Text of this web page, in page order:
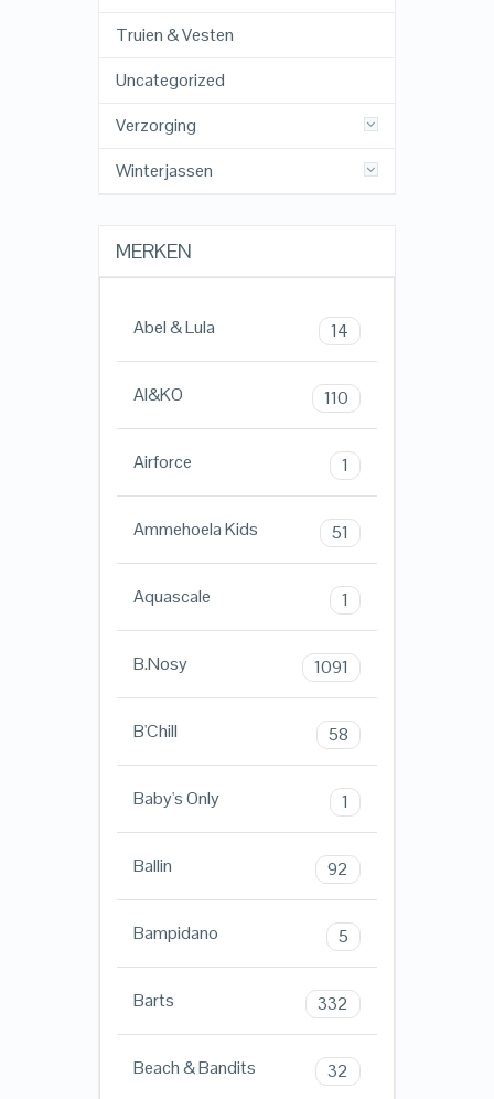
Truien & Vesten
Uncategorized
Verzorging
Winterjassen
MERKEN
Abel & Lula 14
AI&KO 110
Airforce 1
Ammehoela Kids 51
Aquascale 1
B.Nosy 1091
B'Chill 58
Baby's Only 1
Ballin 92
Bampidano 5
Barts 332
Beach & Bandits 32